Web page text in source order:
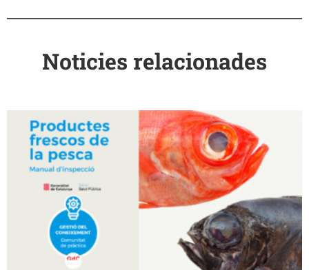
Noticies relacionades